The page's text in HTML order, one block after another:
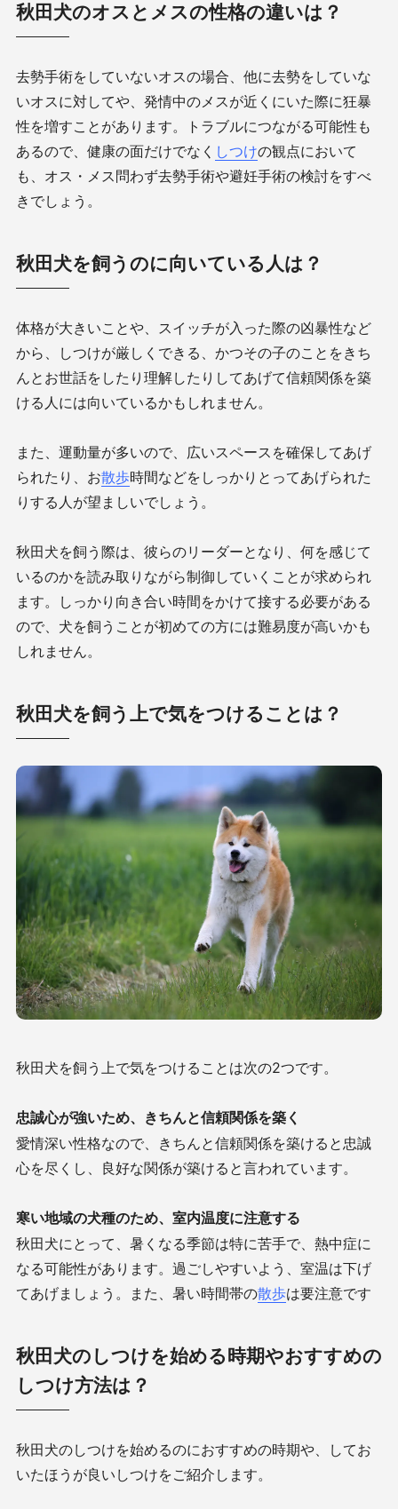
秋田犬のオスとメスの性格の違いは？
去勢手術をしていないオスの場合、他に去勢をしていな
いオスに対してや、発情中のメスが近くにいた際に狂暴
性を増すことがあります。トラブルにつながる可能性も
あるので、健康の面だけでなく しつけの観点において
も、オス・メス問わず去勢手術や避妊手術の検討をすべ
きでしょう。
秋田犬を飼うのに向いている人は？
体格が大きいことや、スイッチが入った際の凶暴性など
から、しつけが厳しくできる、かつその子のことをきち
んとお世話をしたり理解したりしてあげて信頼関係を築
ける人には向いているかもしれません。
また、運動量が多いので、広いスペースを確保してあげ
られたり、お散歩時間などをしっかりとってあげられた
りする人が望ましいでしょう。
秋田犬を飼う際は、彼らのリーダーとなり、何を感じて
いるのかを読み取りながら制御していくことが求められ
ます。しっかり向き合い時間をかけて接する必要がある
ので、犬を飼うことが初めての方には難易度が高いかも
しれません。
秋田犬を飼う上で気をつけることは？
秋田犬を飼う上で気をつけることは次の2つです。
忠誠心が強いため、きちんと信頼関係を築く
愛情深い性格なので、きちんと信頼関係を築けると忠誠
心を尽くし、良好な関係が築けると言われています。
寒い地域の犬種のため、室内温度に注意する
秋田犬にとって、暑くなる季節は特に苦手で、熱中症に
なる可能性があります。過ごしやすいよう、室温は下げ
てあげましょう。また、暑い時間帯の散歩は要注意です
秋田犬のしつけを始める時期やおすすめの
しつけ方法は？
秋田犬のしつけを始めるのにおすすめの時期や、してお
いたほうが良いしつけをご紹介します。